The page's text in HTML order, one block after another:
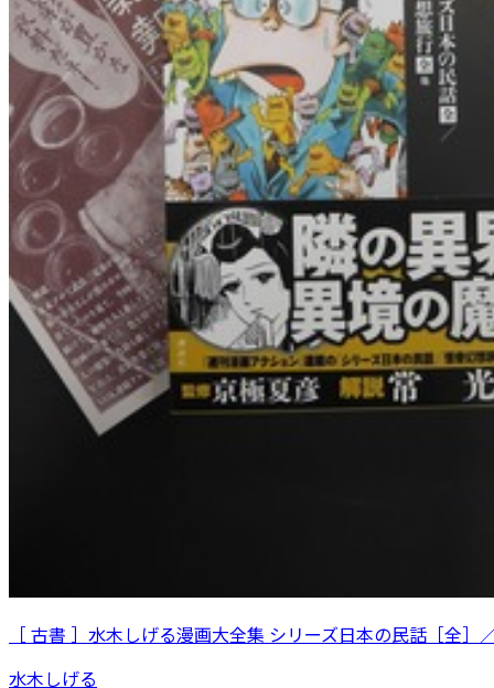
［ 古書 ］水木しげる漫画大全集 シリーズ日本の民話［全］
水木しげる